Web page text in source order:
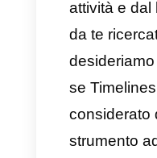
CRM
Invio